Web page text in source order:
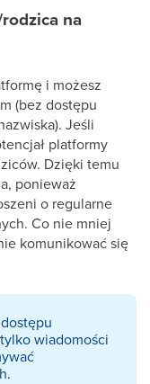
na
i możesz
(bez dostępu
Jeśli
platformy
Dzięki temu
ponieważ
o regularne
Co nie mniej
komunikować się
wiadomości